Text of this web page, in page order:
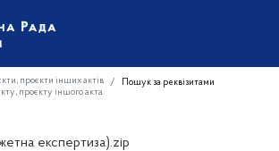
проєкти інших актів
Пошук за реквізитами
проєкту іншого акта
експертиза).zip